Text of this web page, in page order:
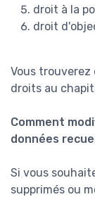
droit à la
droit
Vous trouverez
droits au
Comment
données
Si vous
supprimés ou